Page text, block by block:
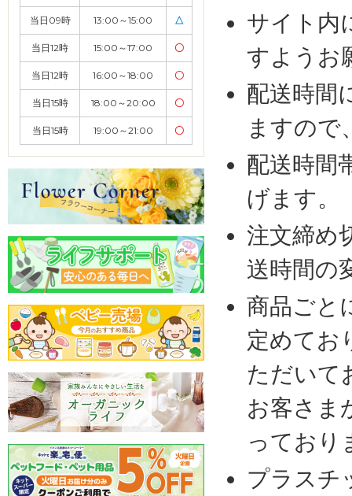
当日09時 13:00～15:00 △
当日12時 15:00～17:00 〇
当日12時 16:00～18:00 〇
当日15時 18:00～20:00 〇
当日15時 19:00～21:00 〇
サイト内
すようお
配送時間
ますので
配送時間
げます。
注文締め
送時間の
商品ごと
定めてお
ただいて
お客さま
っており
プラスチ